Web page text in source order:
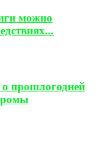
можно
о прошлогодней